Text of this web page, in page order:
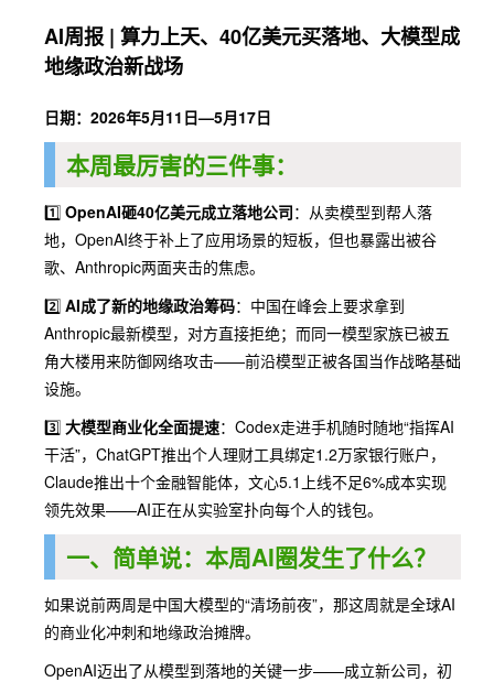
AI周报 | 算力上天、40亿美元买落地、大模型成
地缘政治新战场
日期：2026年5月11日—5月17日
本周最厉害的三件事：
1️⃣ OpenAI砸40亿美元成立落地公司：从卖模型到帮人落
地，OpenAI终于补上了应用场景的短板，但也暴露出被谷
歌、Anthropic两面夹击的焦虑。
2️⃣ AI成了新的地缘政治筹码：中国在峰会上要求拿到
Anthropic最新模型，对方直接拒绝；而同一模型家族已被五
角大楼用来防御网络攻击——前沿模型正被各国当作战略基础
设施。
3️⃣ 大模型商业化全面提速：Codex走进手机随时随地“指挥AI
干活”，ChatGPT推出个人理财工具绑定1.2万家银行账户，
Claude推出十个金融智能体，文心5.1上线不足6%成本实现
领先效果——AI正在从实验室扑向每个人的钱包。
一、简单说：本周AI圈发生了什么？
如果说前两周是中国大模型的“清场前夜”，那这周就是全球AI
的商业化冲刺和地缘政治摊牌。
OpenAI迈出了从模型到落地的关键一步——成立新公司，初